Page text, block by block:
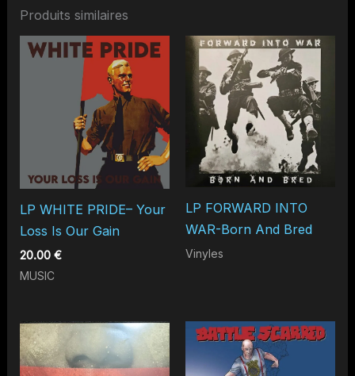
Produits similaires
LP WHITE PRIDE– Your
Loss Is Our Gain
20.00€
MUSIC
LP FORWARD INTO
WAR-Born And Bred
Vinyles